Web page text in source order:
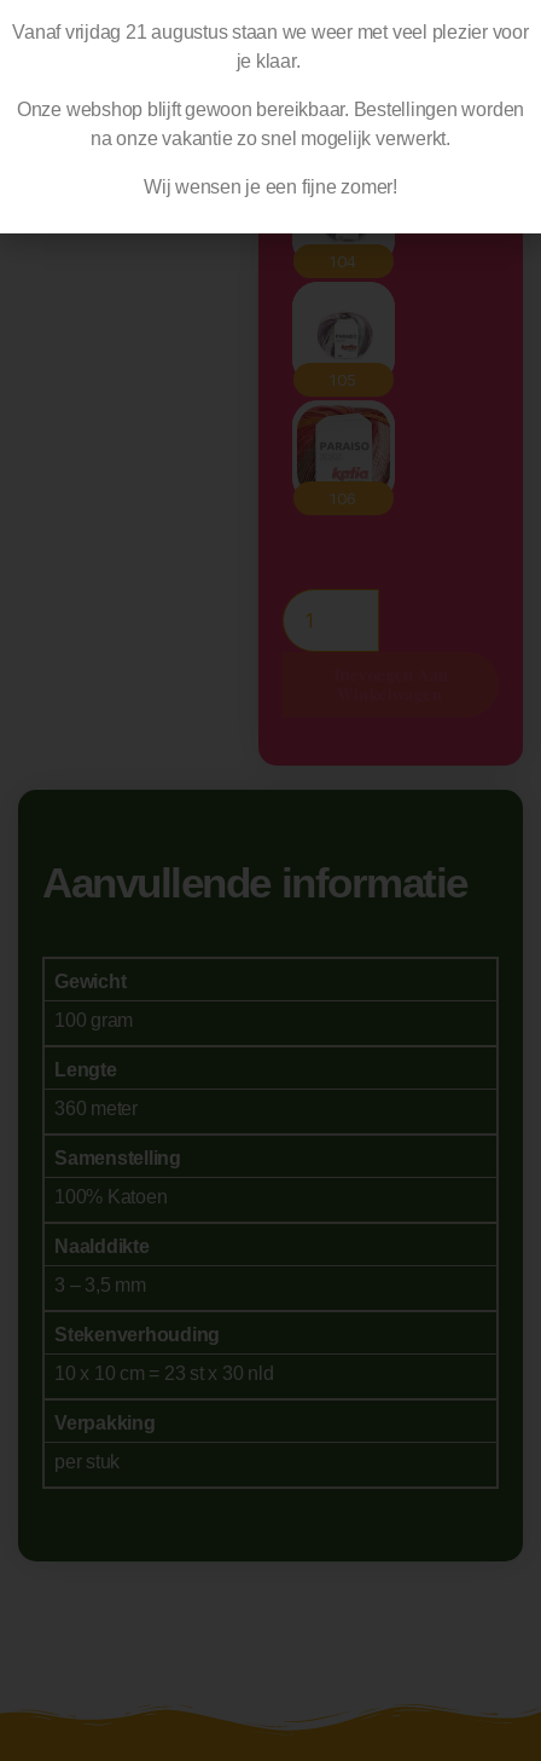
Aanvullende informatie
Gewicht
100 gram
Lengte
360 meter
Samenstelling
100% Katoen
Naalddikte
3 – 3,5 mm
Stekenverhouding
10 x 10 cm = 23 st x 30 nld
Verpakking
per stuk
Vanaf vrijdag 21 augustus staan we weer met veel plezier voor
je klaar.
Onze webshop blijft gewoon bereikbaar. Bestellingen worden
naonze vakantie zo snel mogelijk verwerkt.
Wij wensen je een fijne zomer!